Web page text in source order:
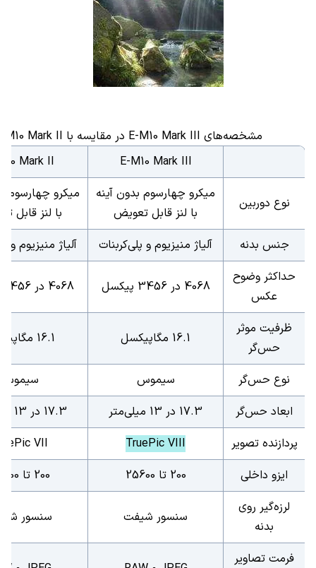
مشخصه‌های E-M10 Mark III در مقایسه با E-M10 Mark II
E-M10 Mark III
Mark II
نوع دوربین
میکرو چهارسوم بدون آینه
با لنز قابل تعویض
میکرو چهارسوم
با لنز قابل
جنس بدنه
آلیاژ منیزیوم و پلی‌کربنات
آلیاژ منیزیوم و
حداکثر وضوح
عکس
4068 در 3456 پیکسل 4068 در 3456 پیکسل
ظرفیت موثر
حس‌گر
16.1 مگاپیکسل 16.1 مگاپیکسل
نوع حس‌گر سیموس
سیموس
ابعاد حس‌گر
17.3 در 13 میلی‌متر
17.3 در 13 میلی‌متر
پردازنده تصویر
TruePic VIII
VII
ایزو داخلی
200 تا 25600
200 تا 25600
لرزه‌گیر روی
بدنه
سنسور شیفت سنسور
فرمت‌ تصاویر